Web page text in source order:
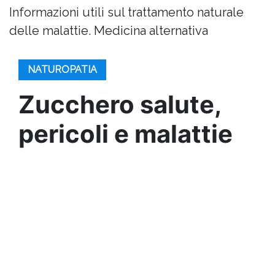
Informazioni utili sul trattamento naturale
delle malattie. Medicina alternativa
NATUROPATIA
Zucchero salute,
pericoli e malattie